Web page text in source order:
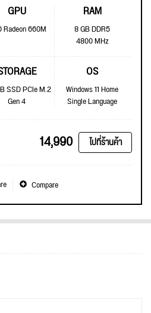
GPU
Radeon 660M
RAM
8 GB DDR5
4800 MHz
SSD PCIe M.2
Gen 4
OS
Windows 11 Home
Single Language
14,990 ไปที่ร้านค้า
Compare